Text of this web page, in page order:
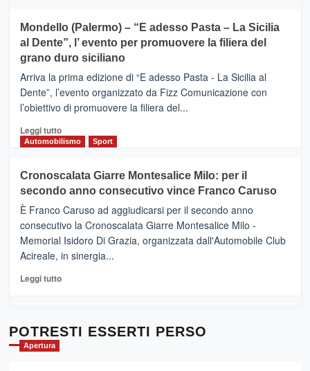
e
messaggi
di
CASTIGLIONE
DI
SICILIA
(Ct)
–
Il
Borgo
Gusto,
il
tra
sapori
vicoli
medievali
Mondello (Palermo) – “E adesso Pasta – La Sicilia
al Dente”, l’ evento per promuovere la filiera del
grano duro siciliano
Arriva la prima edizione di “E adesso Pasta - La Sicilia al
Dente”, l’evento organizzato da Fizz Comunicazione con
l’obiettivo di promuovere la filiera del...
Leggi tuttoLeggi
di
Mondello
(Palermo)
–
“E
adesso
Pasta
–
Sicilia
l’
evento
Automobilismo Sport
Cronoscalata Giarre Montesalice Milo: per il
secondo anno consecutivo vince Franco Caruso
È Franco Caruso ad aggiudicarsi per il secondo anno
consecutivo la Cronoscalata Giarre Montesalice Milo -
Memorial Isidoro Di Grazia, organizzata dall'Automobile Club
Acireale, in sinergia...
Leggi tuttoLeggi
Cronoscalata
POTRESTI ESSERTI PERSO
Apertura